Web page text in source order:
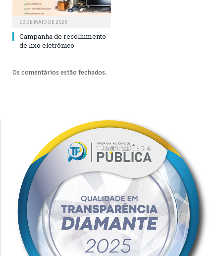
19 DE MAIO DE 2026
Campanha de recolhimento
de lixo eletrônico
Os comentários estão fechados.